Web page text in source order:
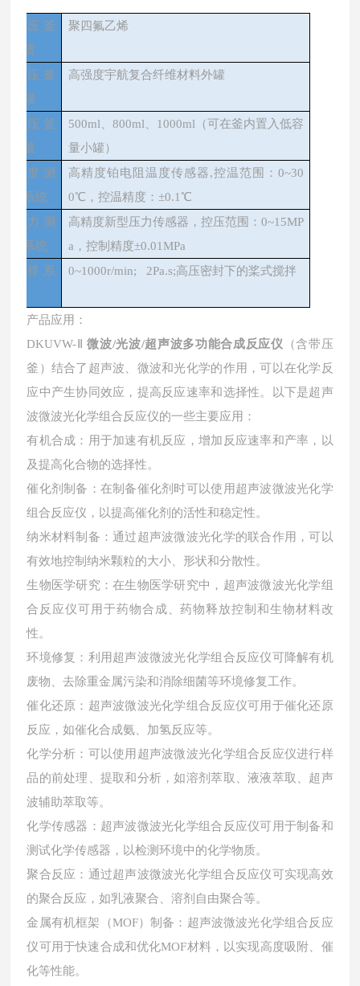
带压釜
材质
聚四氟乙烯
带压釜
外罐
高强度宇航复合纤维材料外罐
带压釜
容量
500ml、800ml、1000ml（可在釜内置入低容
量小罐）
温度测
控系统
高精度铂电阻温度传感器,控温范围：0~30
0℃，控温精度：±0.1℃
压力测
控系统
高精度新型压力传感器，控压范围：0~15MP
a，控制精度±0.01MPa
搅拌系
0~1000r/min; 2Pa.s;高压密封下的桨式搅拌
产品应用：
DKUVW-Ⅱ微波/光波/超声波多功能合成反应仪 （含带压
釜） 结合了超声波、微波和光化学的作用，可以在化学反
应中产生协同效应，提高反应速率和选择性。以下是超声
波微波光化学组合反应仪的一些主要应用：
有机合成：用于加速有机反应，增加反应速率和产率，以
及提高化合物的选择性。
催化剂制备：在制备催化剂时可以使用超声波微波光化学
组合反应仪，以提高催化剂的活性和稳定性。
纳米材料制备：通过超声波微波光化学的联合作用，可以
有效地控制纳米颗粒的大小、形状和分散性。
生物医学研究：在生物医学研究中，超声波微波光化学组
合反应仪可用于药物合成、药物释放控制和生物材料改
性。
环境修复：利用超声波微波光化学组合反应仪可降解有机
废物、去除重金属污染和消除细菌等环境修复工作。
催化还原：超声波微波光化学组合反应仪可用于催化还原
反应，如催化合成氨、加氢反应等。
化学分析：可以使用超声波微波光化学组合反应仪进行样
品的前处理、提取和分析，如溶剂萃取、液液萃取、超声
波辅助萃取等。
化学传感器：超声波微波光化学组合反应仪可用于制备和
测试化学传感器，以检测环境中的化学物质。
聚合反应：通过超声波微波光化学组合反应仪可实现高效
的聚合反应，如乳液聚合、溶剂自由聚合等。
金属有机框架（MOF）制备：超声波微波光化学组合反应
仪可用于快速合成和优化MOF材料，以实现高度吸附、催
化等性能。